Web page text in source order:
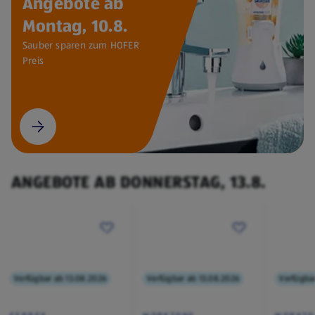
Montag, 10.8.
Sauber sparen zum HOFER
Preis
ANGEBOTE AB DONNERSTAG, 13.8.
Verfügbar ab 13.08.2026 Verfügbar ab 13.08.2026